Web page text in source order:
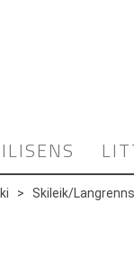
> Skileik/